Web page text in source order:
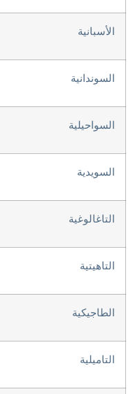
الأسبانية
السوندانية
السواحيلية
السويدية
التاغالوغية
التاهيتية
الطاجيكية
التاميلية